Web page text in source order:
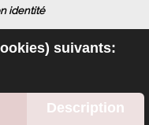
identité
suivants:
Description